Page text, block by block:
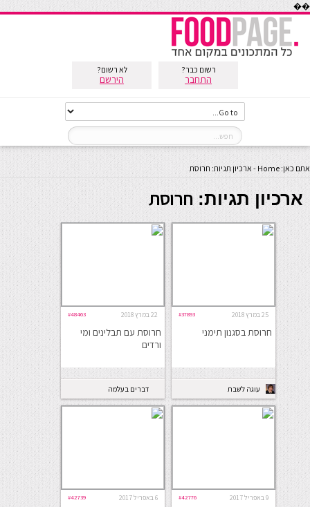
��
רשום כבר?
התחבר
לא רשום?
הירשם
אתם כאן: Home
- ארכיון תגיות: חרוסת
ארכיון תגיות: חרוסת
25 במרץ 2018 #37893
חרוסת בסגנון תימני
עוגה לשבת
22 במרץ 2018 #48463
חרוסת עם תבלינים ומי
ורדים
דברים בעלמה
9 באפריל 2017 #42776 6 באפריל 2017 #42739